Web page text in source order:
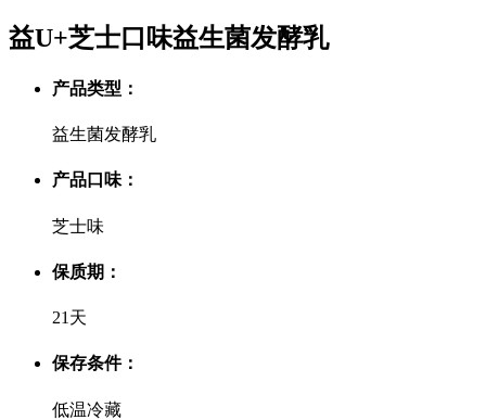
益U+芝士口味益生菌发酵乳
产品类型：
益生菌发酵乳
产品口味：
芝士味
保质期：
21天
保存条件：
低温冷藏